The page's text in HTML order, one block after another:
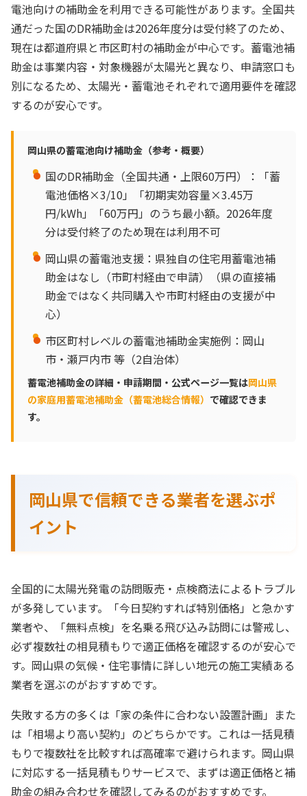
電池向けの補助金を利用できる可能性があります。全国共
通だった国のDR補助金は2026年度分は受付終了のため、
現在は都道府県と市区町村の補助金が中心です。蓄電池補
助金は事業内容・対象機器が太陽光と異なり、申請窓口も
別になるため、太陽光・蓄電池それぞれで適用要件を確認
するのが安心です。
岡山県の蓄電池向け補助金（参考・概要）
国のDR補助金（全国共通・上限60万円）：「蓄
電池価格×3/10」「初期実効容量×3.45万
円/kWh」「60万円」のうち最小額。2026年度
分は受付終了のため現在は利用不可
岡山県の蓄電池支援：県独自の住宅用蓄電池補
助金はなし（市町村経由で申請）（県の直接補
助金ではなく共同購入や市町村経由の支援が中
心）
市区町村レベルの蓄電池補助金実施例：岡山
市・瀬戸内市 等（2自治体）
蓄電池補助金の詳細・申請期間・公式ページ一覧は岡山県
の家庭用蓄電池補助金（蓄電池総合情報） で確認できま
す。
岡山県で信頼できる業者を選ぶポ
イント
全国的に太陽光発電の訪問販売・点検商法によるトラブル
が多発しています。「今日契約すれば特別価格」と急かす
業者や、「無料点検」を名乗る飛び込み訪問には警戒し、
必ず複数社の相見積もりで適正価格を確認するのが安心で
す。岡山県の気候・住宅事情に詳しい地元の施工実績ある
業者を選ぶのがおすすめです。
失敗する方の多くは「家の条件に合わない設置計画」また
は「相場より高い契約」のどちらかです。これは一括見積
もりで複数社を比較すれば高確率で避けられます。岡山県
に対応する一括見積もりサービスで、まずは適正価格と補
助金の組み合わせを確認してみるのがおすすめです。